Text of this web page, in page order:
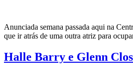
Anunciada semana passada aqui na
que ir atrás de uma outra atriz para
Halle Barry e Glenn